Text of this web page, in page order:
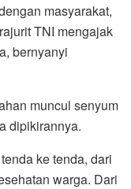
masyarakat,
TNI mengajak
bernyanyi
muncul senyum
dipikirannya.
ke tenda, dari
warga. Dari